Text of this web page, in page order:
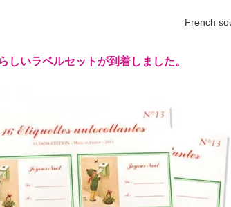
French
しいラベルセットが到着しました。